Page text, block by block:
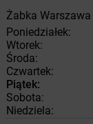
Żabka Warszawa
Poniedziałek:
Wtorek:
Środa:
Czwartek:
Piątek:
Sobota:
Niedziela: